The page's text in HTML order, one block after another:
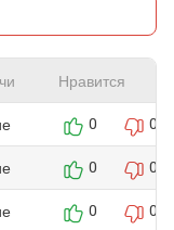
Нравится
0 0
0 0
0 0